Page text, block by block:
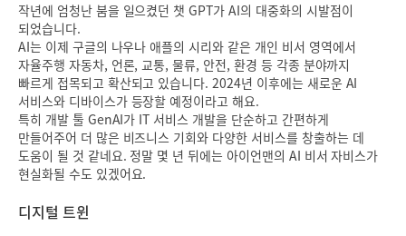
작년에 엄청난 붐을 일으켰던 챗 GPT가 AI의 대중화의 시발점이
되었습니다.
AI는 이제 구글의 나우나 애플의 시리와 같은 개인 비서 영역에서
자율주행 자동차, 언론, 교통, 물류, 안전, 환경 등 각종 분야까지
빠르게 접목되고 확산되고 있습니다. 2024년 이후에는 새로운 AI
서비스와 디바이스가 등장할 예정이라고 해요.
특히 개발 툴 GenAI가 IT 서비스 개발을 단순하고 간편하게
만들어주어 더 많은 비즈니스 기회와 다양한 서비스를 창출하는 데
도움이 될 것 같네요. 정말 몇 년 뒤에는 아이언맨의 AI 비서 자비스가
현실화될 수도 있겠어요.
디지털 트윈